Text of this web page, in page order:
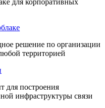
для корпоративных
решение по организации
территорией
для построения
инфраструктуры связи